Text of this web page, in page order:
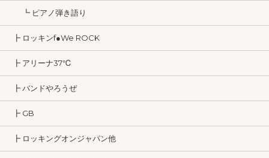
┗ ピアノ弾き語り
┣ ロッキンf●We ROCK
┣ アリーナ37℃
┣ バンドやろうぜ
┣ GB
┣ ロッキングオンジャパン他